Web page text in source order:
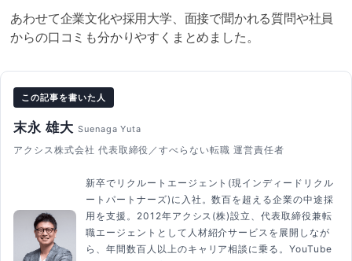
あわせて企業文化や採用大学、面接で聞かれる質問や社員
からの口コミも分かりやすくまとめました。
この記事を書いた人
末永 雄大 Suenaga Yuta
アクシス株式会社 代表取締役／すべらない転職 運営責任者
新卒でリクルートエージェント(現インディードリクル
ートパートナーズ)に入社。数百を超える企業の中途採
用を支援。2012年アクシス(株)設立、代表取締役兼転
職エージェントとして人材紹介サービスを展開しなが
ら、年間数百人以上のキャリア相談に乗る。YouTube